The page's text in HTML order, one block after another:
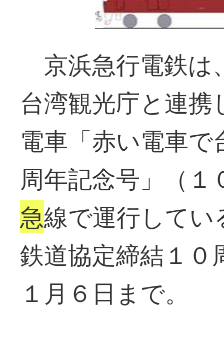
京浜急行電鉄は
台湾観光庁と連
電車「赤い電車で
周年記念号」（
急線で運行してい
鉄道協定締結１０
１月６日まで。